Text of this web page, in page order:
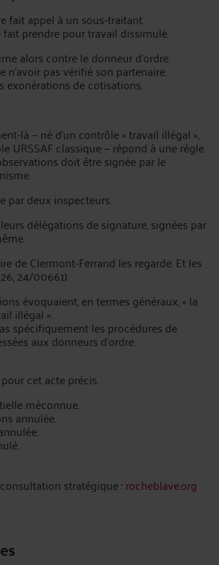
fait appel à un sous-traitant.
fait prendre pour travail dissimulé.
alors contre le donneur d'ordre.
n'avoir pas vérifié son partenaire.
exonérations de cotisations.
là — né d'un contrôle « travail illégal »,
URSSAF classique — répond à une règle
doit être signée par le
par deux inspecteurs.
délégations de signature, signées par
de Clermont-Ferrand les regarde. Et les
24/00661)
évoquaient, en termes généraux, « la
illégal ».
spécifiquement les procédures de
aux donneurs d'ordre.
cet acte précis.
méconnue.
annulée.
stratégique :rocheblave.org